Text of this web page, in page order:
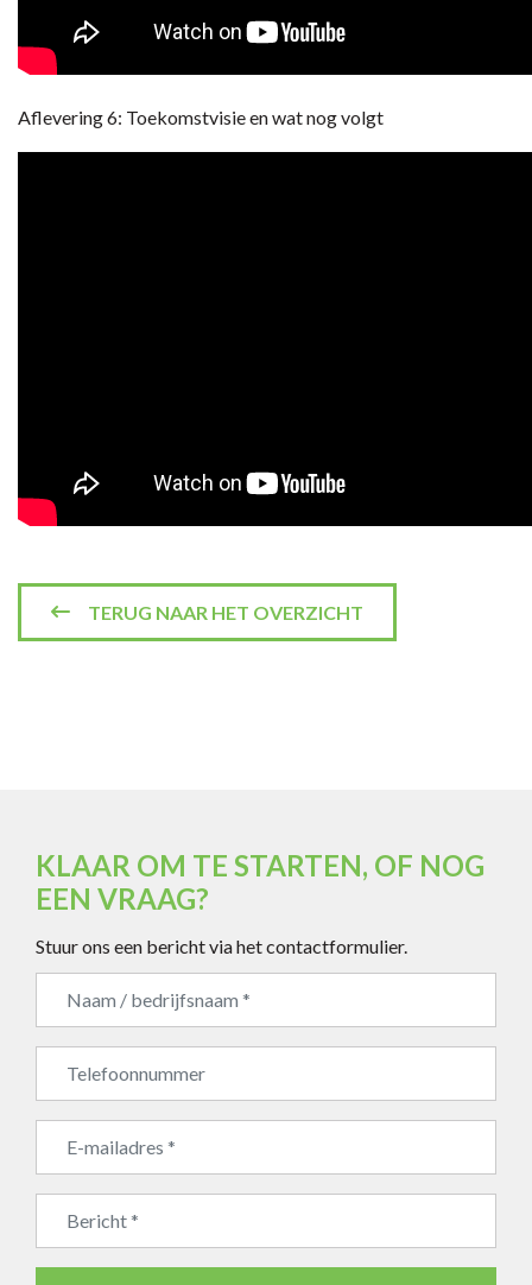
Aflevering 6: Toekomstvisie en wat nog volgt
TERUG NAAR HET OVERZICHT
KLAAR OM TE STARTEN, OF NOG
EEN VRAAG?
Stuur ons een bericht via het contactformulier.